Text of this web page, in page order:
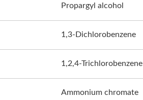
Propargyl alcohol
1,3-Dichlorobenzene
1,2,4-Trichlorobenzene
Ammonium chromate